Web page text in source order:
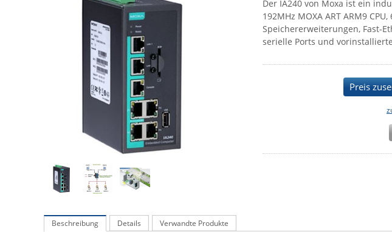
Der IA240 von Moxa ist ein
192MHz MOXA ART ARM9
Speichererweiterungen, Fast-
serielle Ports und
Preis
Beschreibung Details Verwandte Produkte